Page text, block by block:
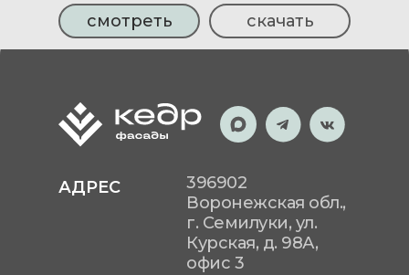
смотреть скачать
АДРЕС
396902
Воронежская обл.,
г. Семилуки, ул.
Курская, д. 98А,
офис 3